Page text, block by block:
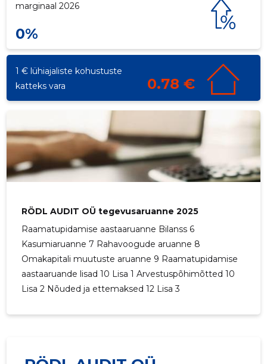
marginaal 2026
0%
1 € lühiajaliste kohustuste
katteks vara
0.78 €
RÖDL AUDIT OÜ tegevusaruanne 2025
Raamatupidamise aastaaruanne Bilanss 6
Kasumiaruanne 7 Rahavoogude aruanne 8
Omakapitali muutuste aruanne 9 Raamatupidamise
aastaaruande lisad 10 Lisa 1 Arvestuspõhimõtted 10
Lisa 2 Nõuded ja ettemaksed 12 Lisa 3